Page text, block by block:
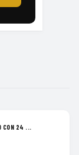
CON 24 ...